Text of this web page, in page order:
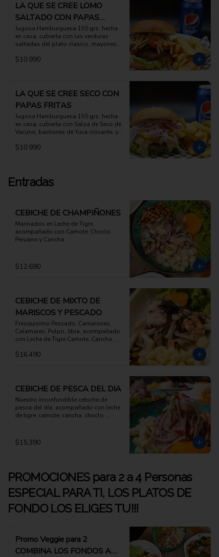
LA QUE SE CREE LOMO
SALTADO CON PAPAS
FRITAS
Jugosa Hamburguesa 150 grs. hecha
en casa, cubierta con las verduras
saltadas del plato clasico, mayonesa
con porcion de papas fritas
$10.990
LA QUE SE CREE SECO CON
PAPAS FRITAS
Jugosa Hamburguesa 150 grs. hecha
en casa, cubierta con Salsa de Seco de
Vacuno, bastones de Yuca crocante, y
fritas
$10.990
Entradas
CEBICHE DE CHAMPIÑONES
Marinados en Leche de Tigre,
acompañado con Camote, Choclo
Peruano y Cancha
$12.690
CEBICHE DE MIXTO DE
MARISCOS Y PESCADO
Fresquisimo Pescado, Camarones,
Calamares, Pulpo, Jibia, acompañado
con Leche de Tigre Camote, Cancha,
$16.490
CEBICHE DE PESCA DEL DIA
Nuestro inconfundible cebiche,de
pesca del día, acompañado con leche
de tigre, camote, cancha, choclo
$15.390
PROMOCIONES para 2 a 4 Personas
ESPECIAL PARA TI, LOS PLATOS DE
FONDO LOS ELIGES TU!!!
Promo Veggie para 2
COMBINA LOS FONDOS A